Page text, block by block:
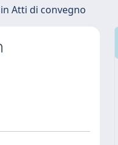
Atti di convegno